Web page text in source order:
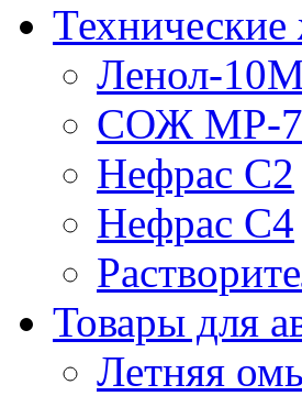
Ленол-
СОЖ МР-7
Нефрас С2
Нефрас С4
Товары для
Летняя